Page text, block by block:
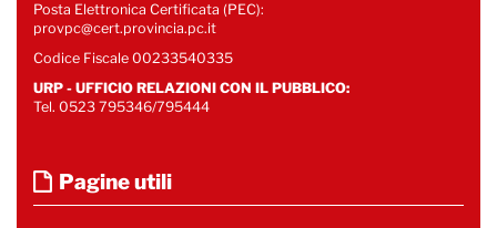
Posta Elettronica Certificata (PEC):
provpc@cert.provincia.pc.it
Codice Fiscale 00233540335
URP - UFFICIO RELAZIONI CON IL PUBBLICO:
Tel. 0523 795346/795444
Pagine utili